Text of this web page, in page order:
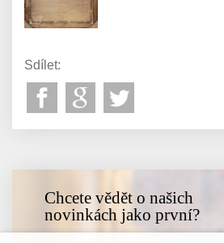
Sdílet:
Chcete vědět o našich
novinkách jako první?